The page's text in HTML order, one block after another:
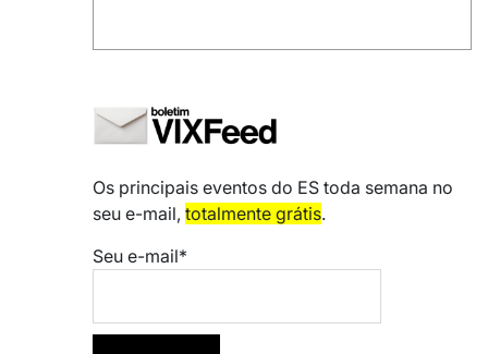
Os principais eventos do ES toda semana no
seu e-mail, totalmente grátis.
Seu e-mail*